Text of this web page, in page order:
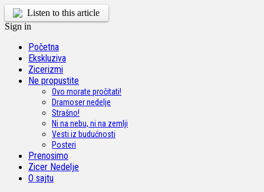
Listen to this article
Sign in
Početna
Ekskluziva
Zicerizmi
Ne propustite
Ovo morate pročitati!
Dramoser nedelje
Strašno!
Ni na nebu, ni na zemlji
Vesti iz budućnosti
Posteri
Prenosimo
Zicer Nedelje
O sajtu